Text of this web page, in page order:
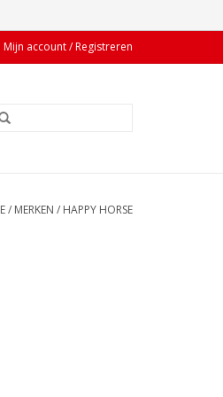
Mijn account / Registreren
/ MERKEN / HAPPY HORSE